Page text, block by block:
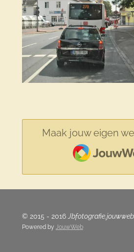
Maak jouw eigen
JouwWeb
© 2015 - 2016
Powered by JouwWeb